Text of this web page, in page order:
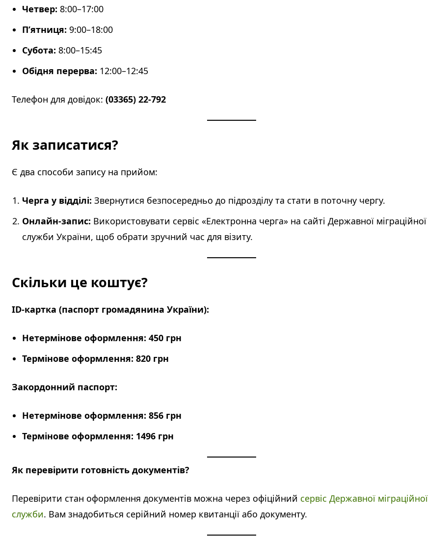
Четвер: 8:00–17:00
П’ятниця: 9:00–18:00
Субота: 8:00–15:45
Обідня перерва: 12:00–12:45
Телефон для довідок: (03365) 22-792
Як записатися?
Є два способи запису на прийом:
Черга у відділі: Звернутися безпосередньо до підрозділу та стати в поточну чергу.
Онлайн-запис: Використовувати сервіс «Електронна черга» на сайті Державної міграційної
служби України, щоб обрати зручний час для візиту.
Скільки це коштує?
ID-картка (паспорт громадянина України):
Нетермінове оформлення: 450 грн
Термінове оформлення: 820 грн
Закордонний паспорт:
Нетермінове оформлення: 856 грн
Термінове оформлення: 1496 грн
Як перевірити готовність документів?
Перевірити стан оформлення документів можна через офіційний сервіс Державної міграційної
служби. Вам знадобиться серійний номер квитанції або документу.